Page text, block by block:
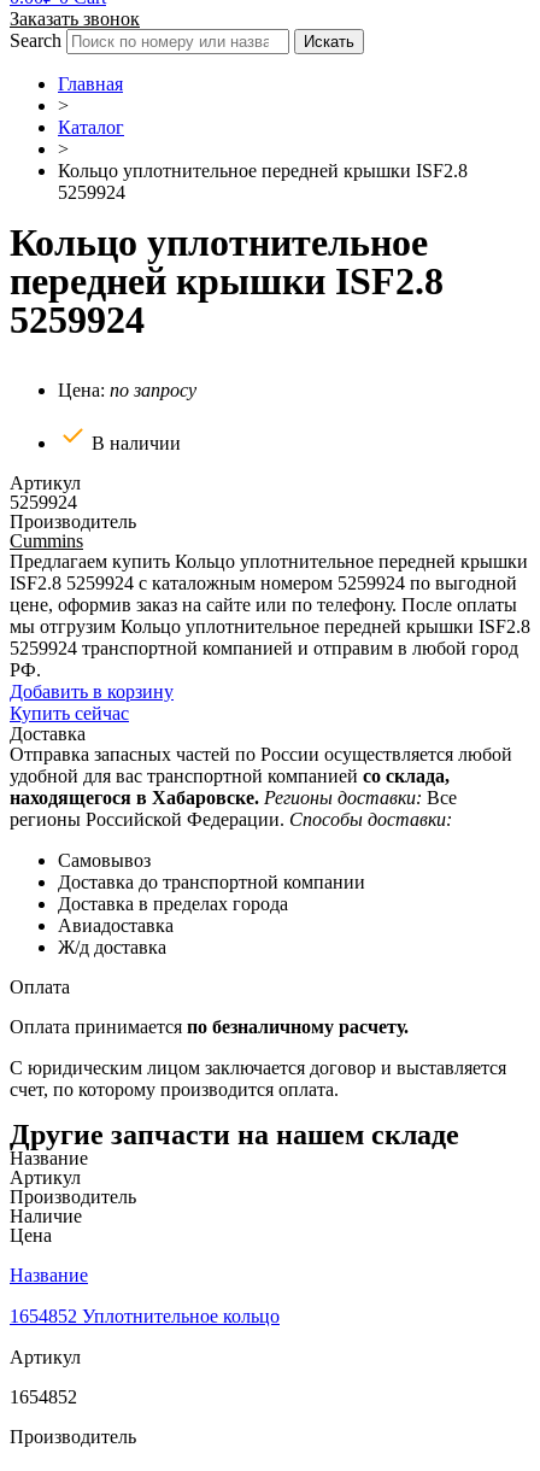
Заказать звонок
Search
Искать
Главная
>
Каталог
>
Кольцо уплотнительное передней крышки ISF2.8
5259924
Кольцо уплотнительное
передней крышки ISF2.8
5259924
Цена: по запросу
В наличии
Артикул
5259924
Производитель
Cummins
Предлагаем купить Кольцо уплотнительное передней крышки
ISF2.8 5259924 с каталожным номером 5259924 по выгодной
цене, оформив заказ на сайте или по телефону. После оплаты
мы отгрузим Кольцо уплотнительное передней крышки ISF2.8
5259924 транспортной компанией и отправим в любой город
РФ.
Добавить в корзину
Купить сейчас
Доставка
Отправка запасных частей по России осуществляется любой
удобной для вас транспортной компанией со склада,
находящегося в Хабаровске. Регионы доставки: Все
регионы Российской Федерации. Способы доставки:
Самовывоз
Доставка до транспортной компании
Доставка в пределах города
Авиадоставка
Ж/д доставка
Оплата
Оплата принимается по безналичному расчету.
С юридическим лицом заключается договор и выставляется
счет, по которому производится оплата.
Другие запчасти на нашем складе
Название
Артикул
Производитель
Наличие
Цена
Название
1654852 Уплотнительное кольцо
Артикул
1654852
Производитель